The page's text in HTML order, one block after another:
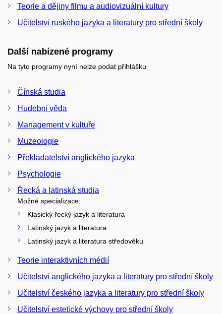
Teorie a dějiny filmu a audiovizuální kultury
Učitelství ruského jazyka a literatury pro střední školy
Další nabízené programy
Na tyto programy nyní nelze podat přihlášku
Čínská studia
Hudební věda
Management v kultuře
Muzeologie
Překladatelství anglického jazyka
Psychologie
Řecká a latinská studia
Možné specializace:
Klasický řecký jazyk a literatura
Latinský jazyk a literatura
Latinský jazyk a literatura středověku
Teorie interaktivních médií
Učitelství anglického jazyka a literatury pro střední školy
Učitelství českého jazyka a literatury pro střední školy
Učitelství estetické výchovy pro střední školy